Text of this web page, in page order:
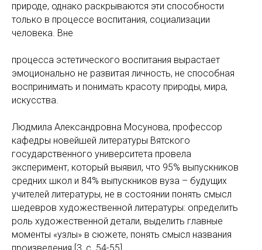
природе, однако раскрываются эти способности
только в процессе воспитания, социализации
человека. Вне
процесса эстетического воспитания вырастает
эмоционально не развитая личность, не способная
воспринимать и понимать красоту природы, мира,
искусства.
Людмила Александровна Мосунова, профессор
кафедры новейшей литературы Вятского
государственного университета провела
эксперимент, который выявил, что 95% выпускников
средних школ и 84% выпускников вуза – будущих
учителей литературы, не в состоянии понять смысл
шедевров художественной литературы: определить
роль художественной детали, выделить главные
моменты «узлы» в сюжете, понять смысл названия